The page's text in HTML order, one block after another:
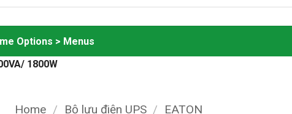
Options > Menus
1800W
Home / Bộ lưu điện UPS / EATON